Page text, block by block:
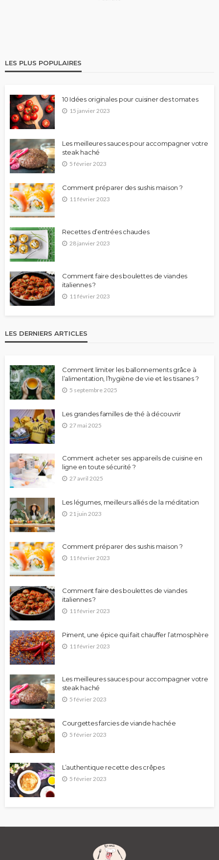
LES PLUS POPULAIRES
10 Idées originales pour cuisiner des tomates
15 janvier 2023
Les meilleures sauces pour accompagner votre
steak haché
5 février 2023
Comment préparer des sushis maison ?
11 février 2023
Recettes d’entrées chaudes
28 janvier 2023
Comment faire des boulettes de viandes
italiennes ?
11 février 2023
LES DERNIERS ARTICLES
Comment limiter les ballonnements grâce à
l’alimentation, l’hygiène de vie et les tisanes ?
5 septembre 2025
Les grandes familles de thé à découvrir
27 mai 2025
Comment acheter ses appareils de cuisine en
ligne en toute sécurité ?
27 avril 2025
Les légumes, meilleurs alliés de la méditation
21 juin 2023
Comment préparer des sushis maison ?
11 février 2023
Comment faire des boulettes de viandes
italiennes ?
11 février 2023
Piment, une épice qui fait chauffer l’atmosphère
11 février 2023
Les meilleures sauces pour accompagner votre
steak haché
5 février 2023
Courgettes farcies de viande hachée
5 février 2023
L’authentique recette des crêpes
5 février 2023